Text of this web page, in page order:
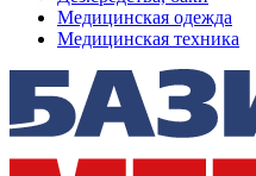
Медицинская одежда
Медицинская техника